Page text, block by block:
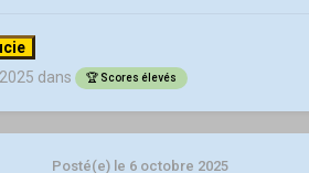
dans 🏆 Scores élevés
Posté(e) le 6 octobre 2025